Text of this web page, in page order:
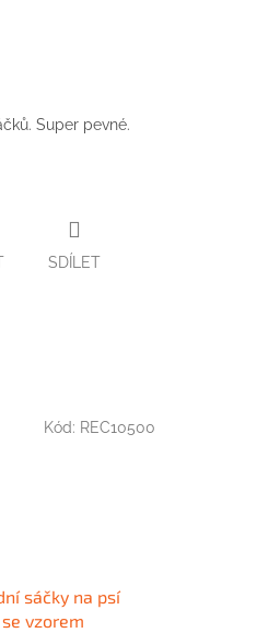
Super pevné.
SDÍLET
sáčky na psí
vzorem
Kód: REC10500